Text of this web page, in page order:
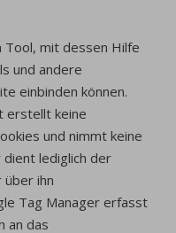
Tool, mit dessen Hilfe
und andere
einbinden können.
erstellt keine
und nimmt keine
dient lediglich der
über ihn
Tag Manager erfasst
an das